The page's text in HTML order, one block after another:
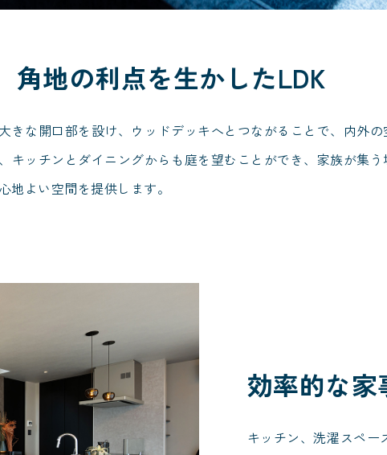
角地の利点を生かしたLDK
きな開口部を設け、ウッドデッキへとつながることで、内外
キッチンとダイニングからも庭を望むことができ、家族が集
地よい空間を提供します。
効率的な家
キッチン、洗濯スペー